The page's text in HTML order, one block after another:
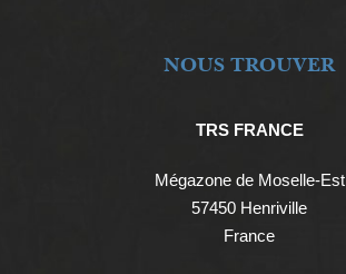
NOUS TROUVER
TRS FRANCE
Mégazone de Moselle-Est
57450 Henriville
France